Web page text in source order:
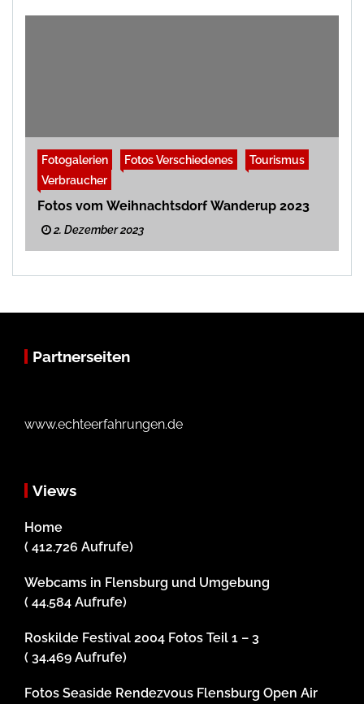
Fotogalerien Fotos Verschiedenes
Tourismus
Verbraucher
Fotos vom Weihnachtsdorf Wanderup 2023
2. Dezember 2023
Partnerseiten
www.echteerfahrungen.de
Views
Home
( 412.726 Aufrufe)
Webcams in Flensburg und Umgebung
( 44.584 Aufrufe)
Roskilde Festival 2004 Fotos Teil 1 – 3
( 34.469 Aufrufe)
Fotos Seaside Rendezvous Flensburg Open Air